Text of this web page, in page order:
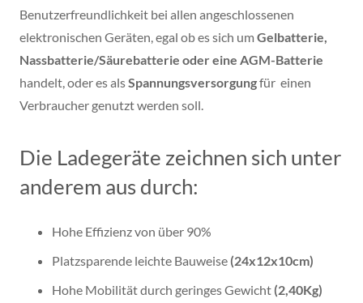
Benutzerfreundlichkeit bei allen angeschlossenen
elektronischen Geräten, egal ob es sich umGelbatterie,
Nassbatterie/Säurebatterie oder eine AGM-Batterie
handelt, oder es alsSpannungsversorgungfür einen
Verbraucher genutzt werden soll.
Die Ladegeräte zeichnen sich unter
anderem aus durch:
Hohe Effizienz von über 90%
Platzsparende leichte Bauweise (24x12x10cm)
Hohe Mobilität durch geringes Gewicht (2,40Kg)